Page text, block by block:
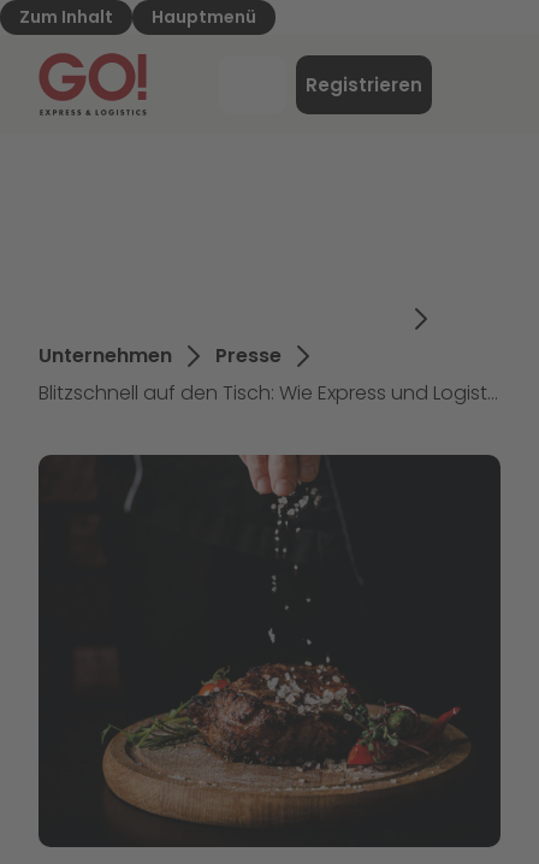
Zum Inhalt Hauptmenü
GO! Express & Logistics - Zur Starteite
Registrieren
Unternehmen
Presse
Blitzschnell auf den Tisch: Wie Express und Logistik die Gastronomie beeinflussen